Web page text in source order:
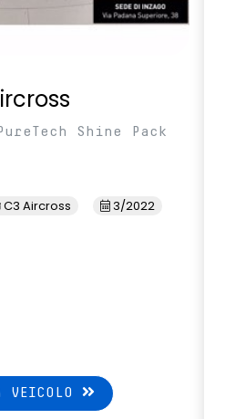
Shine Pack
C3 Aircross
3/2022
VEICOLO